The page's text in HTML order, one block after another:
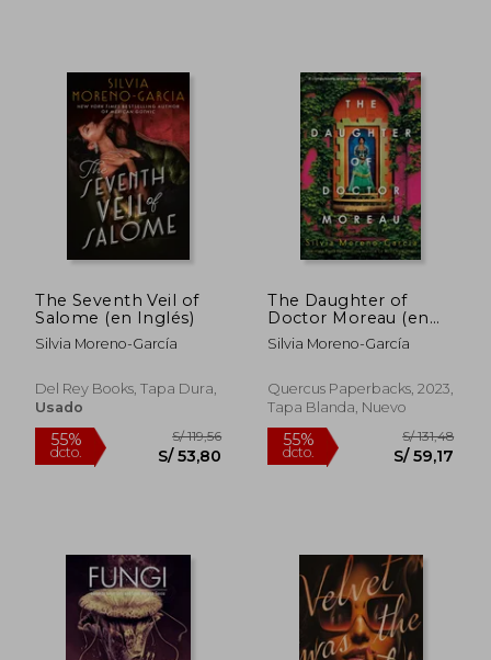
55% 50%
The Seventh Veil of
Salome (en Inglés)
Silvia Moreno-García
Del Rey Books, Tapa Dura,
Usado
The Daughter of
Doctor Moreau (en
Inglés)
Silvia Moreno-García
Quercus Paperbacks, 2023,
Tapa Blanda, Nuevo